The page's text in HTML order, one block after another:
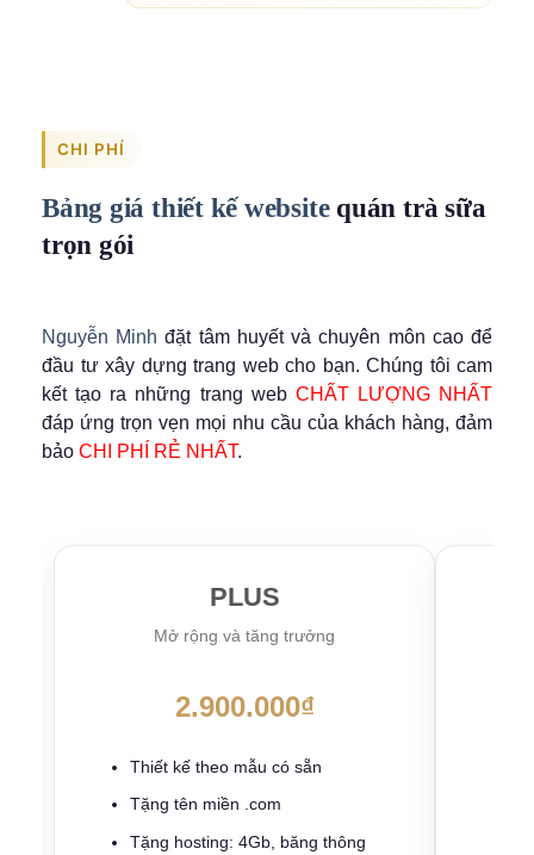
CHI PHÍ
Bảng giá thiết kế websitequán trà sữa
trọn gói
Nguyễn Minh đặt tâm huyết và chuyên môn cao để
đầu tư xây dựng trang web cho bạn. Chúng tôi cam
kết tạo ra những trang web CHẤT LƯỢNG NHẤT
đáp ứng trọn vẹn mọi nhu cầu của khách hàng, đảm
bảo CHI PHÍ RẺ NHẤT.
PLUS
Mở rộng và tăng trưởng
2.900.000₫
Thiết kế theo mẫu có sẵn
Tặng tên miền .com
Tặng hosting: 4Gb, băng thông